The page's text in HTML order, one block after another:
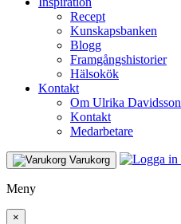
Recept
Kunskapsbanken
Blogg
Framgångshistorier
Hälsokök
Kontakt
Om Ulrika Davidsson
Kontakt
Medarbetare
Varukorg
Meny
×